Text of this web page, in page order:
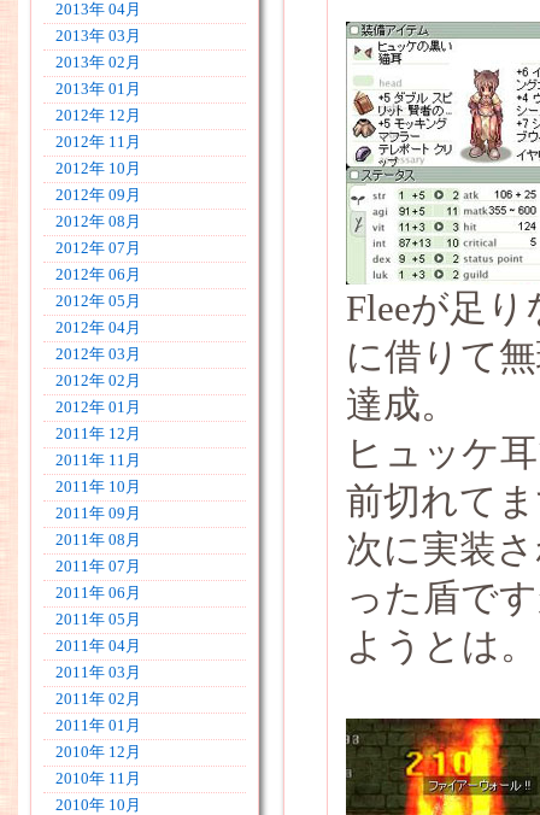
2013年 04月
2013年 03月
2013年 02月
2013年 01月
2012年 12月
2012年 11月
2012年 10月
2012年 09月
2012年 08月
2012年 07月
2012年 06月
2012年 05月
2012年 04月
2012年 03月
2012年 02月
2012年 01月
2011年 12月
2011年 11月
2011年 10月
2011年 09月
2011年 08月
2011年 07月
2011年 06月
2011年 05月
2011年 04月
2011年 03月
2011年 02月
2011年 01月
2010年 12月
2010年 11月
2010年 10月
Fleeが足
に借りて
達成。
ヒュッケ
前切れて
次に実装
った盾で
ようとは。